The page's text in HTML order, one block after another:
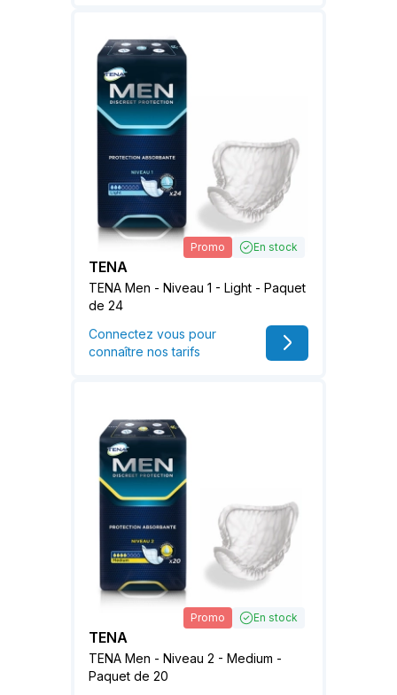
Promo En stock
TENA
TENA Men - Niveau 1 - Light - Paquet
de 24
Connectez vous pour
connaître nos tarifs
Promo En stock
TENA
TENA Men - Niveau 2 - Medium -
Paquet de 20